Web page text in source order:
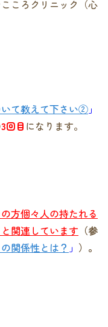
ころクリニック（心
て教えて下さい② 」
3回目 になります。
方個々人の持たれる
関連しています （参
関係性とは？ 」 ）。